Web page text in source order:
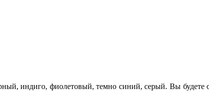
индиго, фиолетовый, темно синий, серый. Вы будете